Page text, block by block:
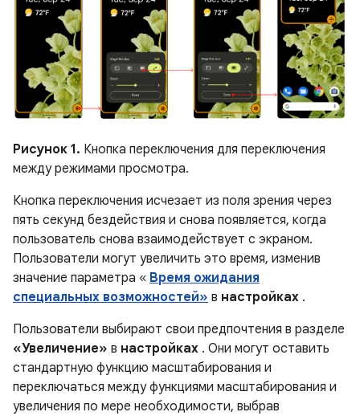
Рисунок 1. Кнопка переключения для переключения
между режимами просмотра.
Кнопка переключения исчезает из поля зрения через
пять секунд бездействия и снова появляется, когда
пользователь снова взаимодействует с экраном.
Пользователи могут увеличить это время, изменив
значение параметра « Время ожидания
специальных возможностей» в настройках .
Пользователи выбирают свои предпочтения в разделе
«Увеличение» в настройках . Они могут оставить
стандартную функцию масштабирования и
переключаться между функциями масштабирования и
увеличения по мере необходимости, выбрав